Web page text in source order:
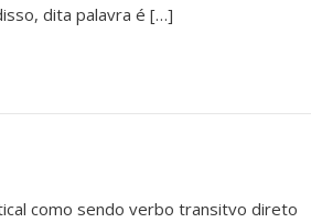
dita palavra é […]
como sendo verbo transitvo direto